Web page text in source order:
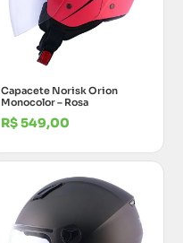
Capacete Norisk Orion
Monocolor – Rosa
R$549,00